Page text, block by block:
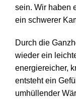
sein. Wir haben
ein schwerer
Durch die
wieder ein
energiereicher,
entsteht ein
umhüllender